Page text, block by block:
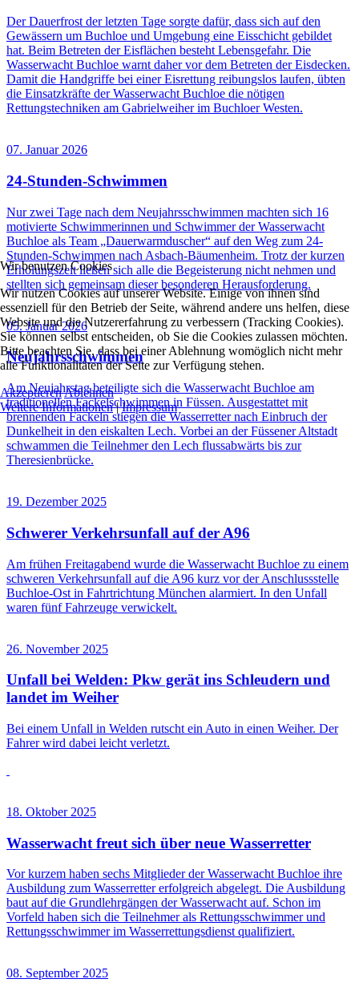
Der Dauerfrost der letzten Tage sorgte dafür, dass sich auf den
Gewässern um Buchloe und Umgebung eine Eisschicht gebildet
hat. Beim Betreten der Eisflächen besteht Lebensgefahr. Die
Wasserwacht Buchloe warnt daher vor dem Betreten der Eisdecken.
Damit die Handgriffe bei einer Eisrettung reibungslos laufen, übten
die Einsatzkräfte der Wasserwacht Buchloe die nötigen
Rettungstechniken am Gabrielweiher im Buchloer Westen.
07. Januar 2026
24-Stunden-Schwimmen
Nur zwei Tage nach dem Neujahrsschwimmen machten sich 16
motivierte Schwimmerinnen und Schwimmer der Wasserwacht
Buchloe als Team „Dauerwarmduscher“ auf den Weg zum 24-
Stunden-Schwimmen nach Asbach-Bäumenheim. Trotz der kurzen
Erholungszeit ließen sich alle die Begeisterung nicht nehmen und
stellten sich gemeinsam dieser besonderen Herausforderung.
05. Januar 2026
Neujahrsschwimmen
Am Neujahrstag beteiligte sich die Wasserwacht Buchloe am
traditionellen Fackelschwimmen in Füssen. Ausgestattet mit
brennenden Fackeln stiegen die Wasserretter nach Einbruch der
Dunkelheit in den eiskalten Lech. Vorbei an der Füssener Altstadt
schwammen die Teilnehmer den Lech flussabwärts bis zur
Theresienbrücke.
19. Dezember 2025
Schwerer Verkehrsunfall auf der A96
Am frühen Freitagabend wurde die Wasserwacht Buchloe zu einem
schweren Verkehrsunfall auf die A96 kurz vor der Anschlussstelle
Buchloe-Ost in Fahrtrichtung München alarmiert. In den Unfall
waren fünf Fahrzeuge verwickelt.
26. November 2025
Unfall bei Welden: Pkw gerät ins Schleudern und
landet im Weiher
Bei einem Unfall in Welden rutscht ein Auto in einen Weiher. Der
Fahrer wird dabei leicht verletzt.
18. Oktober 2025
Wasserwacht freut sich über neue Wasserretter
Vor kurzem haben sechs Mitglieder der Wasserwacht Buchloe ihre
Ausbildung zum Wasserretter erfolgreich abgelegt. Die Ausbildung
baut auf die Grundlehrgängen der Wasserwacht auf. Schon im
Vorfeld haben sich die Teilnehmer als Rettungsschwimmer und
Rettungsschwimmer im Wasserrettungsdienst qualifiziert.
08. September 2025
Wir benutzen Cookies
Wir nutzen Cookies auf unserer Website. Einige von ihnen sind
essenziell für den Betrieb der Seite, während andere uns helfen, diese
Website und die Nutzererfahrung zu verbessern (Tracking Cookies).
Sie können selbst entscheiden, ob Sie die Cookies zulassen möchten.
Bitte beachten Sie, dass bei einer Ablehnung womöglich nicht mehr
alle Funktionalitäten der Seite zur Verfügung stehen.
AkzeptierenAblehnen
Weitere Informationen|Impressum